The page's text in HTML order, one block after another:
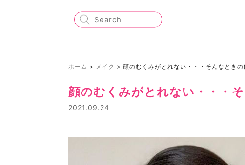
ホーム > メイク > 顔のむくみがとれない・・・そんなときの
顔のむくみがとれない・・・
2021.09.24